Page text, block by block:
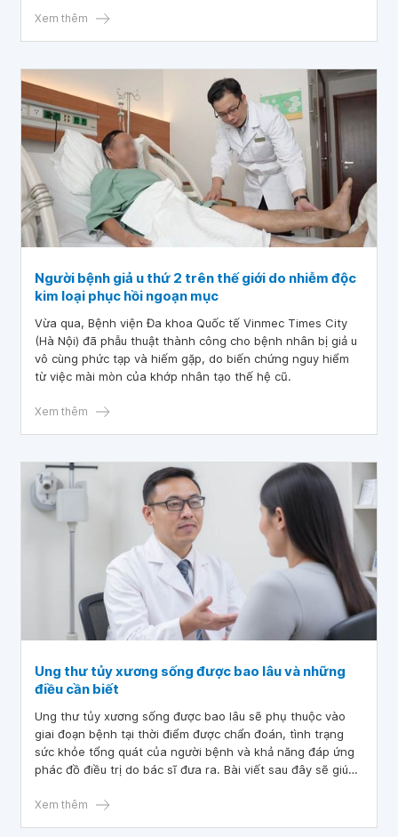
Xem thêm
Người bệnh giả u thứ 2 trên thế giới do nhiễm độc
kim loại phục hồi ngoạn mục
Vừa qua, Bệnh viện Đa khoa Quốc tế Vinmec Times City
(Hà Nội) đã phẫu thuật thành công cho bệnh nhân bị giả u
vô cùng phức tạp và hiếm gặp, do biến chứng nguy hiểm
từ việc mài mòn của khớp nhân tạo thế hệ cũ.
Xem thêm
Ung thư tủy xương sống được bao lâu và những
điều cần biết
Ung thư tủy xương sống được bao lâu sẽ phụ thuộc vào
giai đoạn bệnh tại thời điểm được chẩn đoán, tình trạng
sức khỏe tổng quát của người bệnh và khả năng đáp ứng
phác đồ điều trị do bác sĩ đưa ra. Bài viết sau đây sẽ giúp
mắc ung thư tủy xương.
Xem thêm